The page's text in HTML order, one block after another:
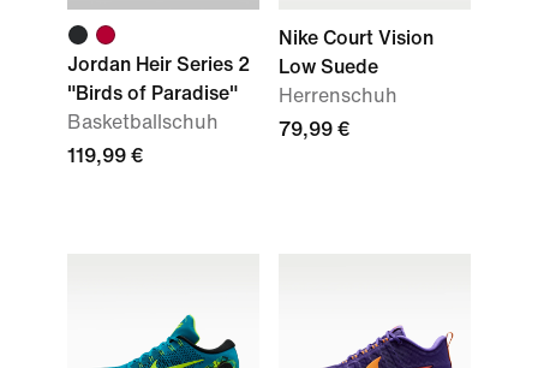
Jordan Heir Series 2
"Birds of Paradise"
Basketballschuh
119,99 €
Nike Court Vision
Low Suede
Herrenschuh
79,99 €